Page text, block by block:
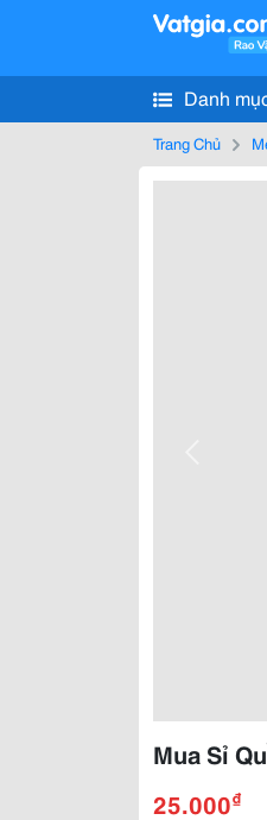
Danh
Trang Chủ
Mua Sỉ
25.000₫